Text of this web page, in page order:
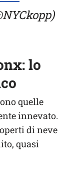
lo
quelle
innevato.
di neve
quasi